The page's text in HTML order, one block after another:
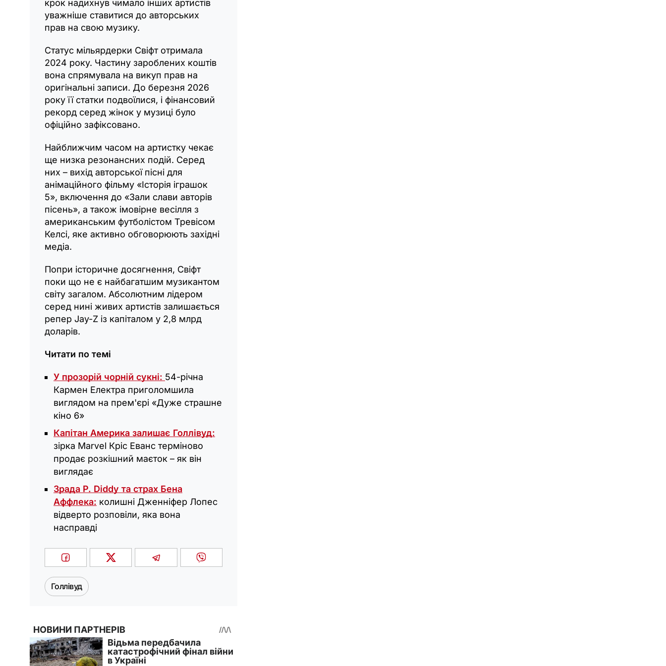
крок надихнув чимало інших артистів
уважніше ставитися до авторських
прав на свою музику.
Статус мільярдерки Свіфт отримала
2024 року. Частину зароблених коштів
вона спрямувала на викуп прав на
оригінальні записи. До березня 2026
року її статки подвоїлися, і фінансовий
рекорд серед жінок у музиці було
офіційно зафіксовано.
Найближчим часом на артистку чекає
ще низка резонансних подій. Серед
них – вихід авторської пісні для
анімаційного фільму «Історія іграшок
5», включення до «Зали слави авторів
пісень», а також імовірне весілля з
американським футболістом Тревісом
Келсі, яке активно обговорюють західні
медіа.
Попри історичне досягнення, Свіфт
поки що не є найбагатшим музикантом
світу загалом. Абсолютним лідером
серед нині живих артистів залишається
репер Jay-Z із капіталом у 2,8 млрд
доларів.
Читати по темі
У прозорій чорній сукні: 54-річна
Кармен Електра приголомшила
виглядом на прем'єрі «Дуже страшне
кіно 6»
Капітан Америка залишає Голлівуд:
зірка Marvel Кріс Еванс терміново
продає розкішний маєток – як він
виглядає
Зрада P. Diddy та страх Бена
Аффлека: колишні Дженніфер Лопес
відверто розповіли, яка вона
насправді
Голлівуд